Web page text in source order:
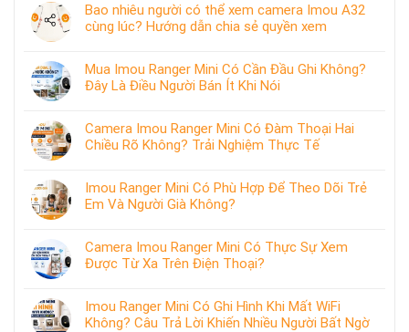
Bao nhiêu người có thể xem camera Imou A32
cùng lúc? Hướng dẫn chia sẻ quyền xem
Mua Imou Ranger Mini Có Cần Đầu Ghi Không?
Đây Là Điều Người Bán Ít Khi Nói
Camera Imou Ranger Mini Có Đàm Thoại Hai
Chiều Rõ Không? Trải Nghiệm Thực Tế
Imou Ranger Mini Có Phù Hợp Để Theo Dõi Trẻ
Em Và Người Già Không?
Camera Imou Ranger Mini Có Thực Sự Xem
Được Từ Xa Trên Điện Thoại?
Imou Ranger Mini Có Ghi Hình Khi Mất WiFi
Không? Câu Trả Lời Khiến Nhiều Người Bất Ngờ